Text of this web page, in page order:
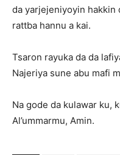
da yarjejeniyoyin hakkin
rattba hannu a kai.
Tsaron rayuka da da
Najeriya sune abu mafi
Na gode da kulawar ku,
Al’ummarmu, Amin.